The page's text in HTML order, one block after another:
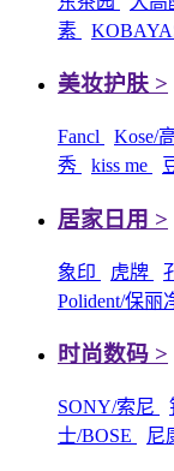
素
美妆护肤 >
Fancl Kose/
秀
kiss me
居家日用 >
象印 虎牌
Polident/保丽
时尚数码 >
SONY/索尼
士/BOSE
尼